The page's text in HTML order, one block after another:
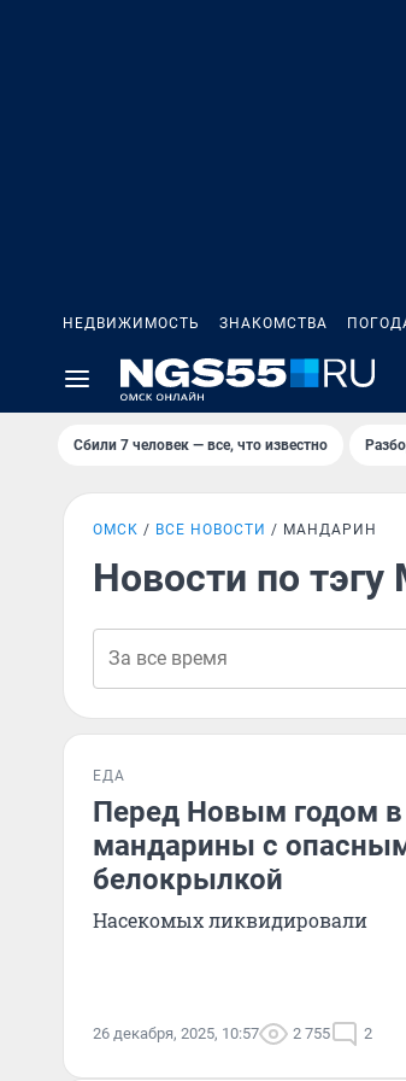
НЕДВИЖИМОСТЬ ЗНАКОМСТВА
Сбили 7 человек — все, что известно
ОМСК ВСЕ НОВОСТИ МАНДАРИН
Новости по
ЕДА
Перед Новым годом
мандарины с
белокрылкой
Насекомых ликвидировали
26 декабря, 2025, 10:57 2 755 2